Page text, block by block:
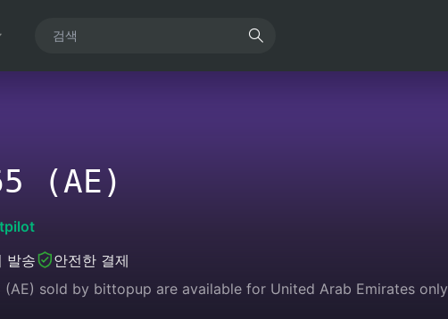
(AE)
발송
안전한 결제
sold by bittopup are available for United Arab Emirates only